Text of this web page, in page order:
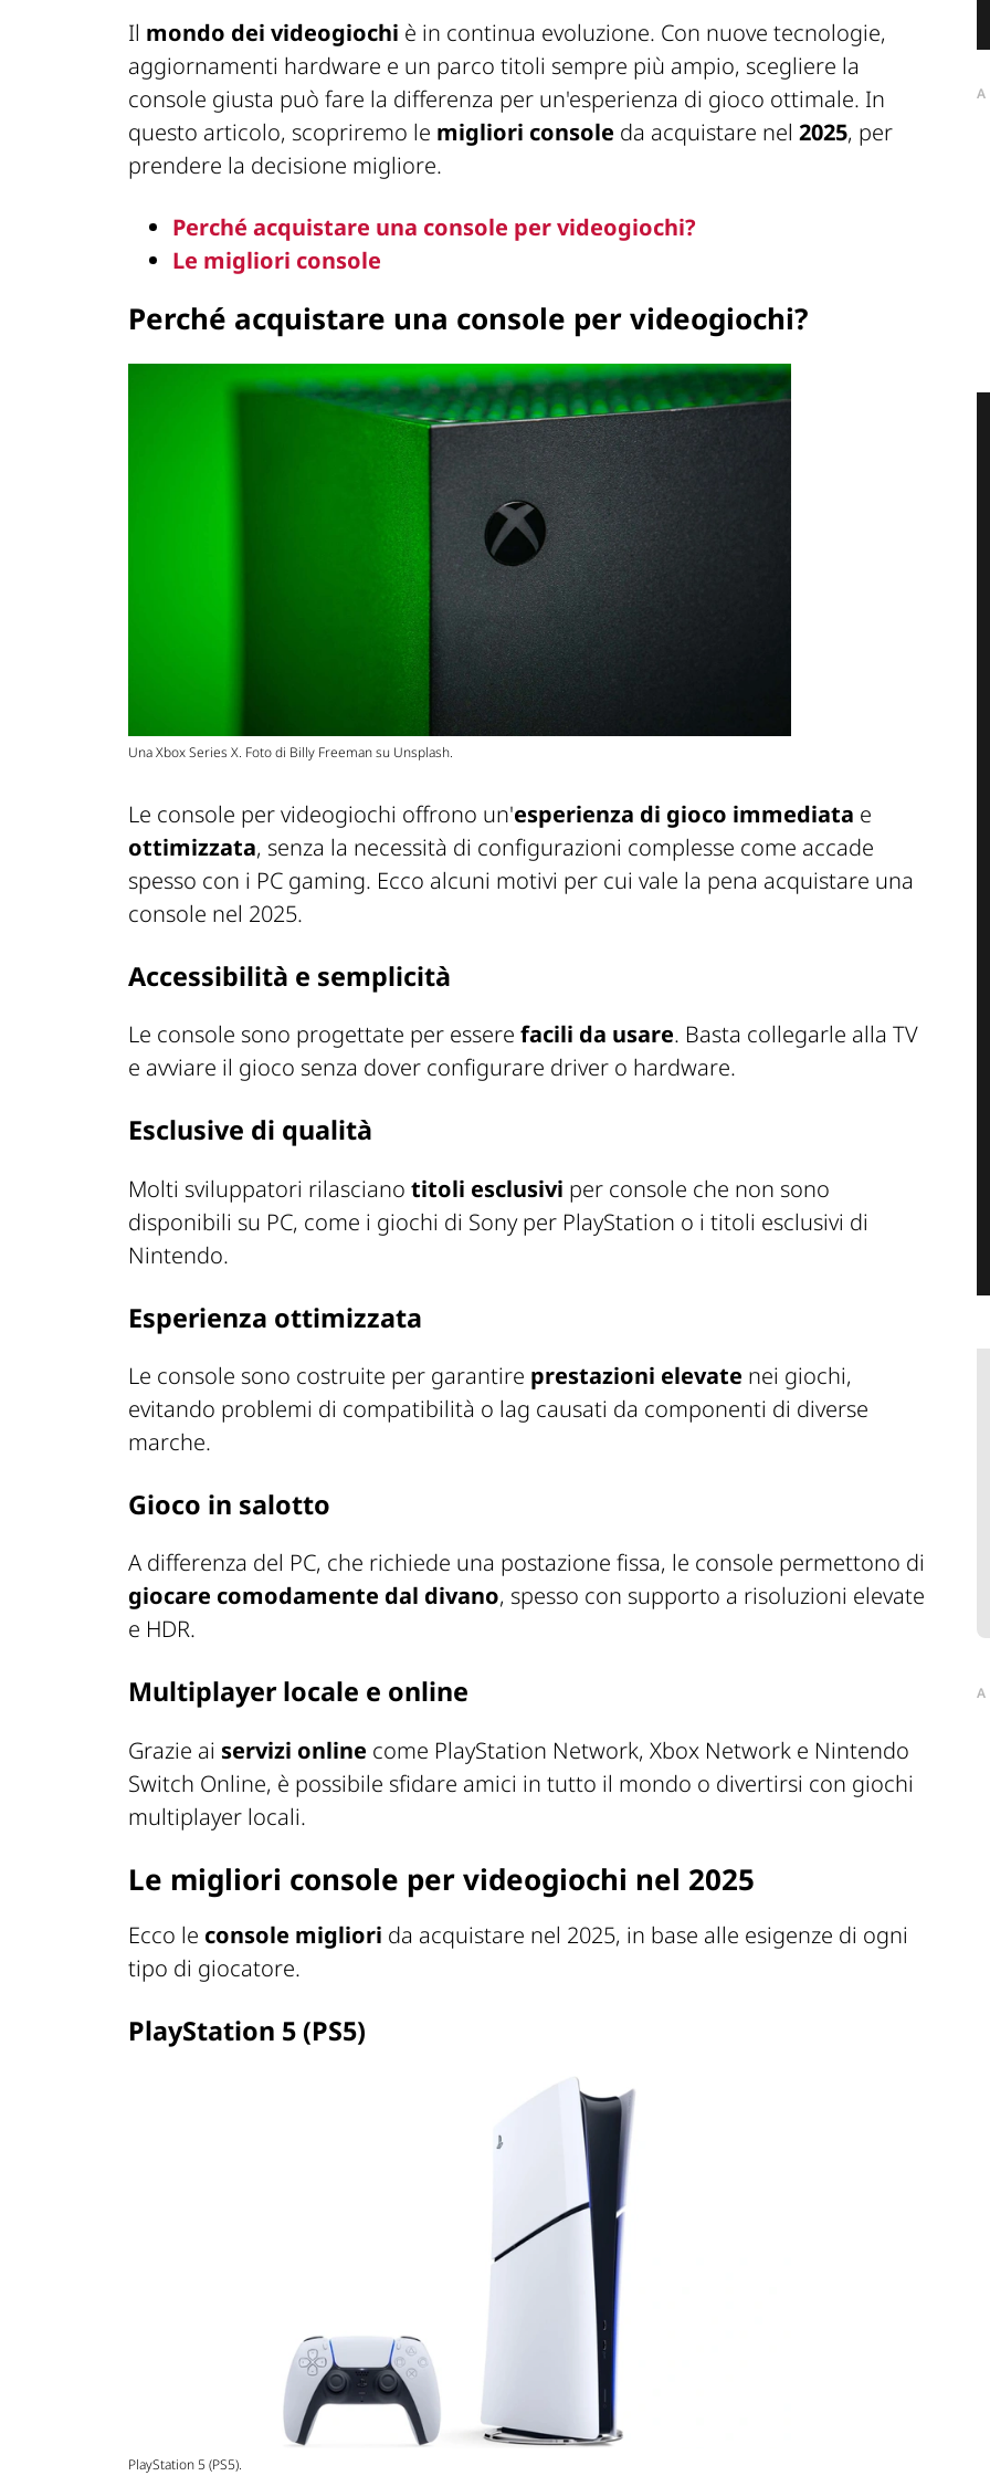
Il mondo dei videogiochi è in continua evoluzione. Con nuove tecnologie,
aggiornamenti hardware e un parco titoli sempre più ampio, scegliere la
console giusta può fare la differenza per un'esperienza di gioco ottimale. In
questo articolo, scopriremo le migliori console da acquistare nel 2025, per
prendere la decisione migliore.
Perché acquistare una console per videogiochi?
Le migliori console
Perché acquistare una console per videogiochi?
Una Xbox Series X. Foto di Billy Freeman su Unsplash.
Le console per videogiochi offrono un'esperienza di gioco immediata e
ottimizzata, senza la necessità di configurazioni complesse come accade
spesso con i PC gaming. Ecco alcuni motivi per cui vale la pena acquistare una
console nel 2025.
Accessibilità e semplicità
Le console sono progettate per essere facili da usare. Basta collegarle alla TV
e avviare il gioco senza dover configurare driver o hardware.
Esclusive di qualità
Molti sviluppatori rilasciano titoli esclusivi per console che non sono
disponibili su PC, come i giochi di Sony per PlayStation o i titoli esclusivi di
Nintendo.
Esperienza ottimizzata
Le console sono costruite per garantire prestazioni elevate nei giochi,
evitando problemi di compatibilità o lag causati da componenti di diverse
marche.
Gioco in salotto
A differenza del PC, che richiede una postazione fissa, le console permettono di
giocare comodamente dal divano, spesso con supporto a risoluzioni elevate
e HDR.
Multiplayer locale e online
Grazie ai servizi online come PlayStation Network, Xbox Network e Nintendo
Switch Online, è possibile sfidare amici in tutto il mondo o divertirsi con giochi
multiplayer locali.
Le migliori console per videogiochi nel 2025
Ecco le console migliori da acquistare nel 2025, in base alle esigenze di ogni
tipo di giocatore.
PlayStation 5 (PS5)
PlayStation 5 (PS5).